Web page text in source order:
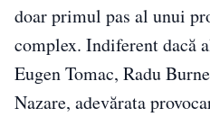
doar primul pas al unui
complex. Indiferent dacă
Eugen Tomac, Radu
Nazare, adevărata